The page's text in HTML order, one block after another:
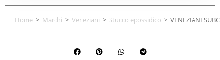
Home > Marchi > Veneziani > Stucco epossidico > VENEZIANI